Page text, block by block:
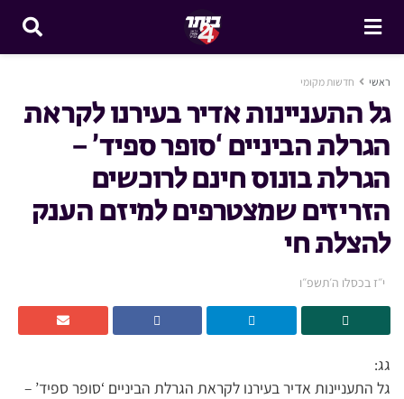
ראשי חדשות מקומי
גל התעניינות אדיר בעירנו לקראת
הגרלת הביניים ‘סופר ספיד’ –
הגרלת בונוס חינם לרוכשים
הזריזים שמצטרפים למיזם הענק
להצלת חי
י״ז בכסלו ה׳תשפ״ו
גג:
גל התעניינות אדיר בעירנו לקראת הגרלת הביניים ‘סופר ספיד’ –